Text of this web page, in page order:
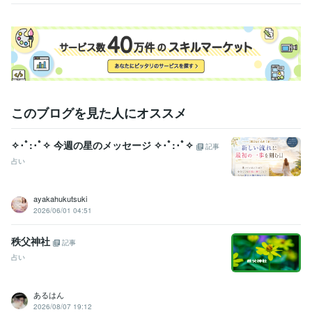
このブログを見た人にオススメ
✧･ﾟ:･ﾟ✧ 今週の星のメッセージ ✧･ﾟ:･ﾟ✧
記事
占い
ayakahukutsuki
2026/06/01 04:51
秩父神社
記事
占い
あるはん
2026/08/07 19:12